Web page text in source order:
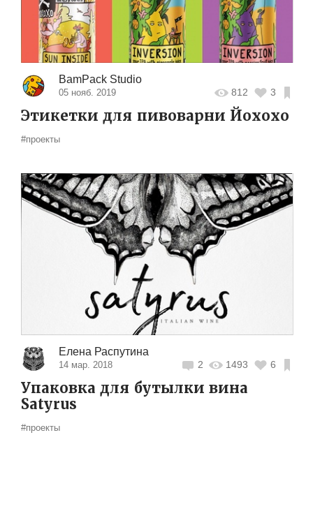
BamPack Studio
05 нояб. 2019 812 3
Этикетки для пивоварни Йохохо
#проекты
Елена Распутина
14 мар. 2018 2 1493 6
Упаковка для бутылки вина
Satyrus
#проекты